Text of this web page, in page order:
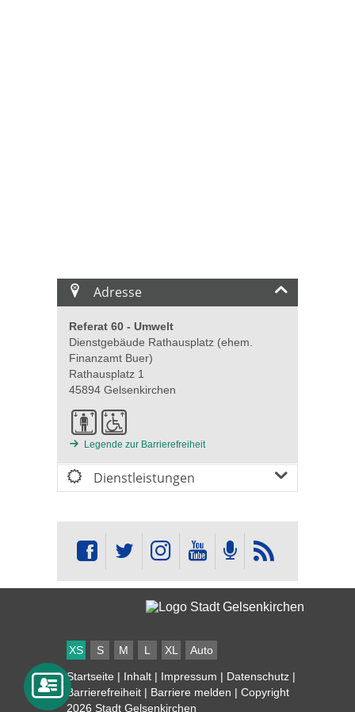
Adresse
Referat 60 - Umwelt
Dienstgebäude Rathausplatz (ehem.
Finanzamt Buer)
Rathausplatz 1
45894 Gelsenkirchen
Legende zur Barrierefreiheit
Dienstleistungen
XS S M L XL Auto
Startseite | Inhalt | Impressum | Datenschutz |
Barrierefreiheit | Barriere melden | Copyright
2026 Stadt Gelsenkirchen